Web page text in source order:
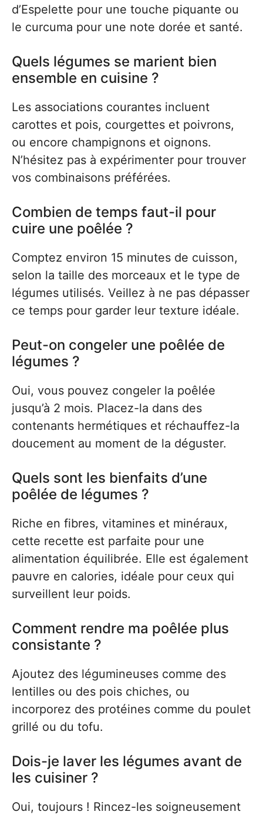
d’Espelette pour une touche piquante ou
le curcuma pour une note dorée et santé.
Quels légumes se marient bien
ensemble en cuisine ?
Les associations courantes incluent
carottes et pois, courgettes et poivrons,
ou encore champignons et oignons.
N’hésitez pas à expérimenter pour trouver
vos combinaisons préférées.
Combien de temps faut-il pour
cuire une poêlée ?
Comptez environ 15 minutes de cuisson,
selon la taille des morceaux et le type de
légumes utilisés. Veillez à ne pas dépasser
ce temps pour garder leur texture idéale.
Peut-on congeler une poêlée de
légumes ?
Oui, vous pouvez congeler la poêlée
jusqu’à 2 mois. Placez-la dans des
contenants hermétiques et réchauffez-la
doucement au moment de la déguster.
Quels sont les bienfaits d’une
poêlée de légumes ?
Riche en fibres, vitamines et minéraux,
cette recette est parfaite pour une
alimentation équilibrée. Elle est également
pauvre en calories, idéale pour ceux qui
surveillent leur poids.
Comment rendre ma poêlée plus
consistante ?
Ajoutez des légumineuses comme des
lentilles ou des pois chiches, ou
incorporez des protéines comme du poulet
grillé ou du tofu.
Dois-je laver les légumes avant de
les cuisiner ?
Oui, toujours ! Rincez-les soigneusement